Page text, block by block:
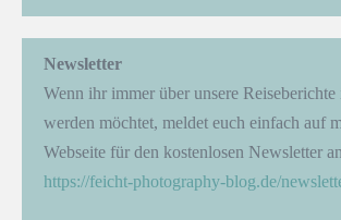
Newsletter
Wenn ihr immer über unsere
werden möchtet, meldet euch einfach auf
Webseite für den kostenlosen Newsletter
https://feicht-photography-blog.de/